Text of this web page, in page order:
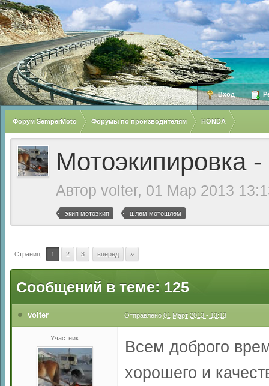
Вход
Форум SemperMoto Форумы по производителям HONDA
Мотоэкипировка
Автор volter, 01 Мар 2013
экип мотоэкип шлем мотошлем
Страниц 1 2 3 вперед »
Сообщений в теме: 125
volter Отправлено 01 Март 2013 - 13:13
Участник
Всем доброго
хорошего и